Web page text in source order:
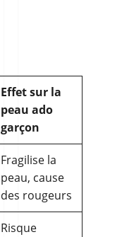
Effet sur la
peau ado
garçon
Fragilise la
peau, cause
des rougeurs
Risque